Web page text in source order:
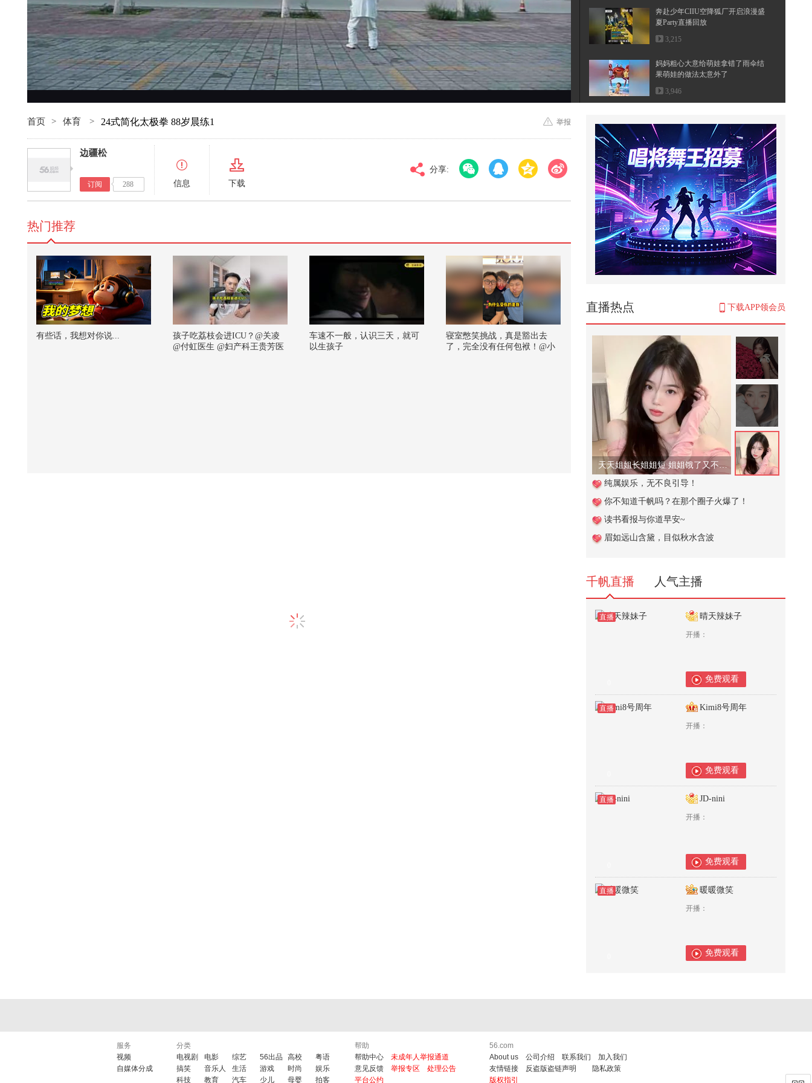
高清 倍速
奔赴少年CIIU空降狐厂开启浪漫盛
夏Party直播回放
3,215
妈妈粗心大意给萌娃拿错了雨伞结
果萌娃的做法太意外了
3,946
武器，丛林探险追击野狗
2,945
魏凤和案、李尚福案一审宣判
56,140
老虎大战巨型野猪,战况激烈,谁才
是最后的胜利者?
37,971
只有韩国敢这么拍,，将人性欲望大
俄原油炼完再卖回去 印度这波稳赚
不赔
518
撒网
3,806
这个视频也太好看了吧。#二次元 #
原创动画 #游戏 #搞笑游戏 #AI
277
【刘珈彤｜声乐小课堂】光说不练
的...
910
谁懂青春期的男生有多能吃@搞笑
狐 @80后小芳 @小狐 @张朝阳
首页 > 体育 > 24式简化太极拳 88岁晨练1 举报
边疆松
订阅 288 信息 下载
分享:
直播热点 下载APP领会员
天天姐姐长姐姐短 姐姐饿了又不管！
纯属娱乐，无不良引导！
你不知道千帆吗？在那个圈子火爆了！
读书看报与你道早安~
眉如远山含黛，目似秋水含波
千帆直播 人气主播
直播 晴天辣妹子
开播：
免费观看
直播 Kimi8号周年
开播：
免费观看
直播 JD-nini
开播：
免费观看
直播 暖暖微笑
开播：
免费观看
热门推荐
有些话，我想对你说...
孩子吃荔枝会进ICU？@关凌
@付虹医生 @妇产科王贵芳医
车速不一般，认识三天，就可
以生孩子
寝室憋笑挑战，真是豁出去
了，完全没有任何包袱！@小
服务
视频
自媒体分成
分类
电视剧
电影 综艺 56出品 高校
粤语
搞笑
音乐人 生活 游戏 时尚
娱乐
科技
教育 汽车 少儿 母婴 拍客
帮助
帮助中心
未成年人举报通道
意见反馈
举报专区
处理公告
平台公约
56.com
About us
公司介绍 联系我们
加入我们
友情链接
反盗版盗链声明
隐私政策
版权指引